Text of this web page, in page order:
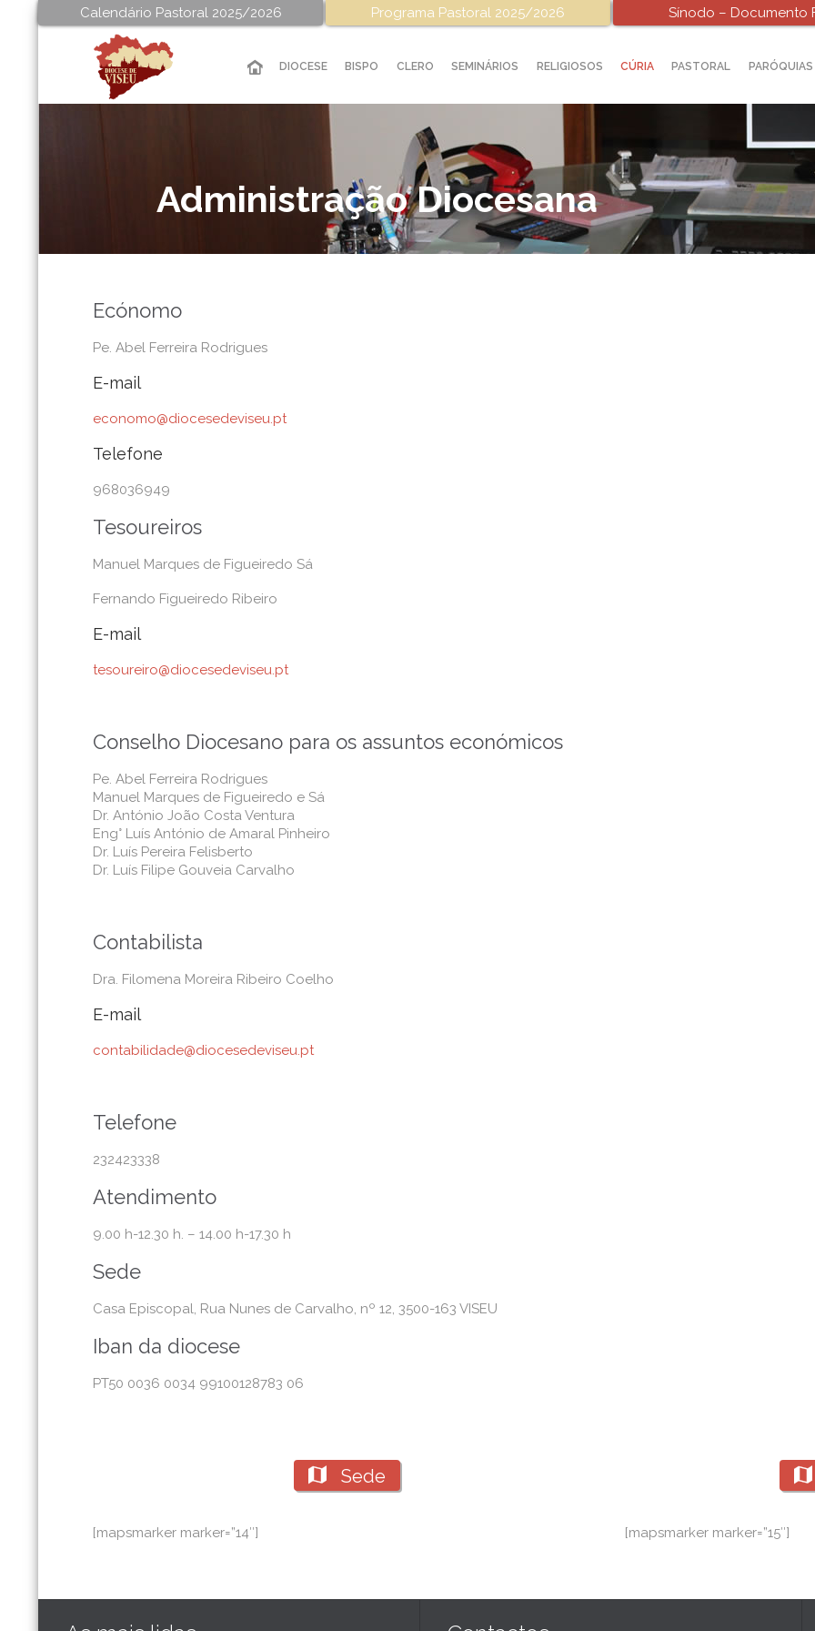
Calendário Pastoral 2025/2026 Programa Pastoral 2025/2026 Sínodo – Documento
DIOCESE BISPO CLERO SEMINÁRIOS RELIGIOSOS CÚRIA PASTORAL PARÓQUIAS
Administração Diocesana
Ecónomo
Pe. Abel Ferreira Rodrigues
E-mail
economo@diocesedeviseu.pt
Telefone
968036949
Tesoureiros
Manuel Marques de Figueiredo Sá
Fernando Figueiredo Ribeiro
E-mail
tesoureiro@diocesedeviseu.pt
Conselho Diocesano para os assuntos económicos
Pe. Abel Ferreira Rodrigues
Manuel Marques de Figueiredo e Sá
Dr. António João Costa Ventura
Eng° Luís António de Amaral Pinheiro
Dr. Luís Pereira Felisberto
Dr. Luís Filipe Gouveia Carvalho
Contabilista
Dra. Filomena Moreira Ribeiro Coelho
E-mail
contabilidade@diocesedeviseu.pt
Telefone
232423338
Atendimento
9.00 h-12.30 h. – 14.00 h-17.30 h
Sede
Casa Episcopal, Rua Nunes de Carvalho, nº 12, 3500-163 VISEU
Iban da diocese
PT50 0036 0034 99100128783 06
 Sede
[mapsmarker marker=”14″]

[mapsmarker marker=”15″]